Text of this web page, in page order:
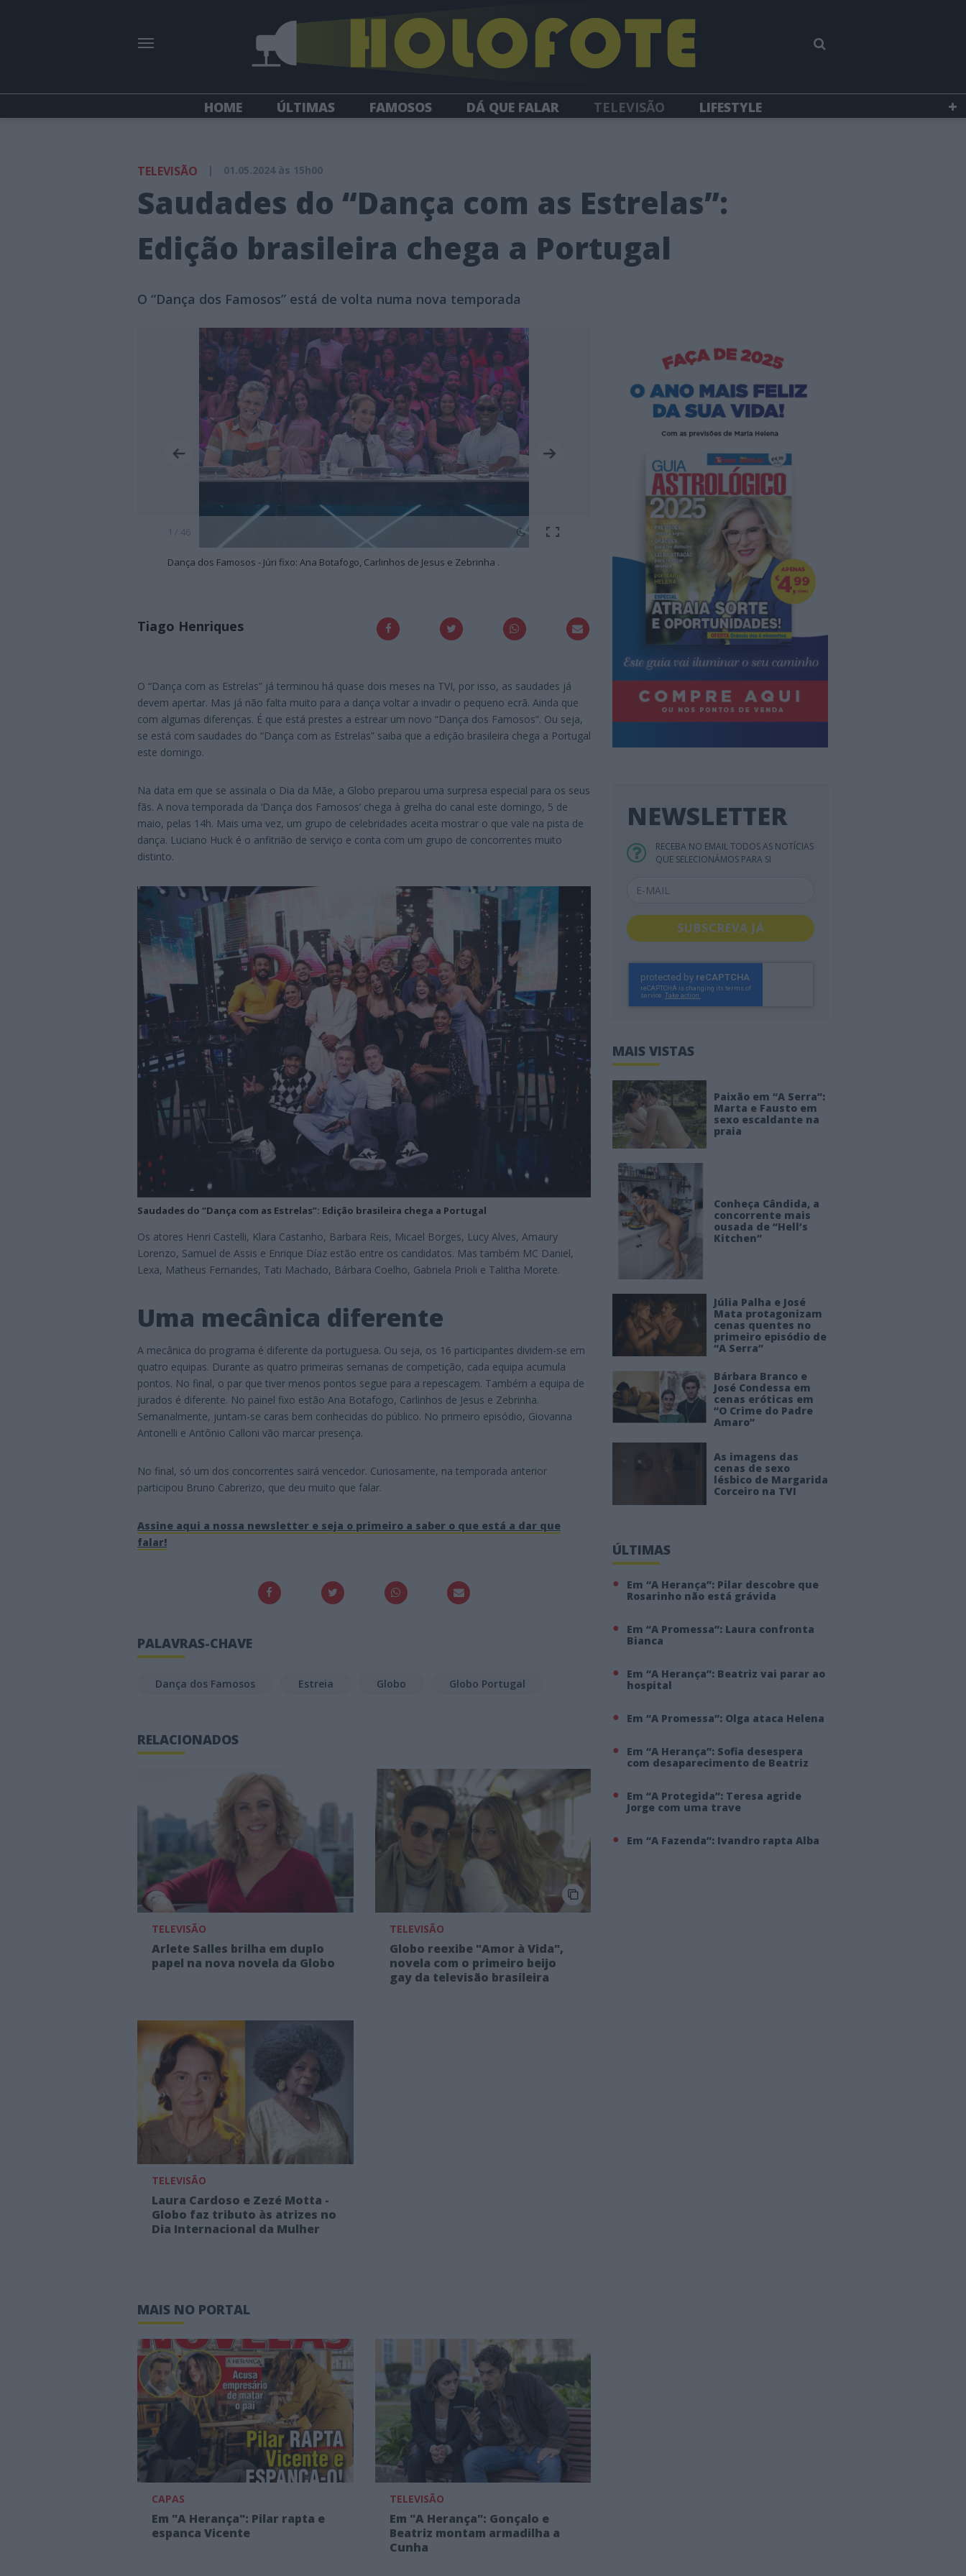
HOME ÚLTIMAS FAMOSOS DÁ QUE FALAR TELEVISÃO
LIFESTYLE
TELEVISÃO | 01.05.2024 às 15h00
Saudades do “Dança com as Estrelas”:
Edição brasileira chega a Portugal
O “Dança dos Famosos” está de volta numa nova temporada
1 / 46
Dança dos Famosos - Júri fixo: Ana Botafogo, Carlinhos de Jesus e Zebrinha .
Tiago Henriques
O “Dança com as Estrelas” já terminou há quase dois meses na TVI, por isso, as saudades já
devem apertar. Mas já não falta muito para a dança voltar a invadir o pequeno ecrã. Ainda que
com algumas diferenças. É que está prestes a estrear um novo “Dança dos Famosos”. Ou seja,
se está com saudades do “Dança com as Estrelas” saiba que a edição brasileira chega a Portugal
este domingo.
Na data em que se assinala o Dia da Mãe, a Globo preparou uma surpresa especial para os seus
fãs. A nova temporada da ‘Dança dos Famosos’ chega à grelha do canal este domingo, 5 de
maio, pelas 14h. Mais uma vez, um grupo de celebridades aceita mostrar o que vale na pista de
dança. Luciano Huck é o anfitrião de serviço e conta com um grupo de concorrentes muito
distinto.
Saudades do “Dança com as Estrelas”: Edição brasileira chega a Portugal
Os atores Henri Castelli, Klara Castanho, Barbara Reis, Micael Borges, Lucy Alves, Amaury
Lorenzo, Samuel de Assis e Enrique Díaz estão entre os candidatos. Mas também MC Daniel,
Lexa, Matheus Fernandes, Tati Machado, Bárbara Coelho, Gabriela Prioli e Talitha Morete.
Uma mecânica diferente
A mecânica do programa é diferente da portuguesa. Ou seja, os 16 participantes dividem-se em
quatro equipas. Durante as quatro primeiras semanas de competição, cada equipa acumula
pontos. No final, o par que tiver menos pontos segue para a repescagem. Também a equipa de
jurados é diferente. No painel fixo estão Ana Botafogo, Carlinhos de Jesus e Zebrinha.
Semanalmente, juntam-se caras bem conhecidas do público. No primeiro episódio, Giovanna
Antonelli e Antônio Calloni vão marcar presença.
No final, só um dos concorrentes sairá vencedor. Curiosamente, na temporada anterior
participou Bruno Cabrerizo, que deu muito que falar.
Assine aqui a nossa newsletter e seja o primeiro a saber o que está a dar que
falar!
PALAVRAS-CHAVE
Dança dos Famosos Estreia Globo Globo Portugal
RELACIONADOS
TELEVISÃO
Arlete Salles brilha em duplo
papel na nova novela da Globo
TELEVISÃO
Globo reexibe "Amor à Vida",
novela com o primeiro beijo
gay da televisão brasileira
TELEVISÃO
Laura Cardoso e Zezé Motta -
Globo faz tributo às atrizes no
Dia Internacional da Mulher
MAIS NO PORTAL
CAPAS
Em "A Herança": Pilar rapta e
espanca Vicente
TELEVISÃO
Em "A Herança": Gonçalo e
Beatriz montam armadilha a
Cunha
NEWSLETTER
RECEBA NO EMAIL TODOS AS NOTÍCIAS
QUE SELECIONÁMOS PARA SI
SUBSCREVA JÁ
MAIS VISTAS
Paixão em “A Serra”:
Marta e Fausto em
sexo escaldante na
praia
Conheça Cândida, a
concorrente mais
ousada de “Hell’s
Kitchen”
Júlia Palha e José
Mata protagonizam
cenas quentes no
primeiro episódio de
“A Serra”
Bárbara Branco e
José Condessa em
cenas eróticas em
“O Crime do Padre
Amaro”
As imagens das
cenas de sexo
lésbico de Margarida
Corceiro na TVI
ÚLTIMAS
Em “A Herança”: Pilar descobre que
Rosarinho não está grávida
Em “A Promessa”: Laura confronta
Bianca
Em “A Herança”: Beatriz vai parar ao
hospital
Em “A Promessa”: Olga ataca Helena
Em “A Herança”: Sofia desespera
com desaparecimento de Beatriz
Em “A Protegida”: Teresa agride
Jorge com uma trave
Em “A Fazenda”: Ivandro rapta Alba